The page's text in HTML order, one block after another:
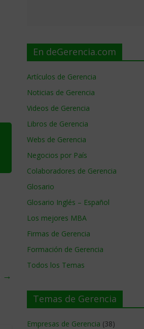
→
En deGerencia.com
Artículos de Gerencia
Noticias de Gerencia
Videos de Gerencia
Libros de Gerencia
Webs de Gerencia
Negocios por País
Colaboradores de Gerencia
Glosario
Glosario Inglés – Español
Los mejores MBA
Firmas de Gerencia
Formación de Gerencia
Todos los Temas
Temas de Gerencia
Empresas de Gerencia (38)